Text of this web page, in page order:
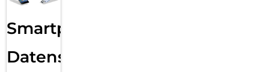
Smartphone
Datensicherung